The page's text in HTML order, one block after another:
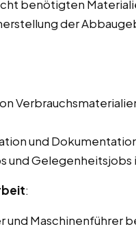
benötigten
der
und
und Gelegenheitsjobs
:
und Maschinenführer